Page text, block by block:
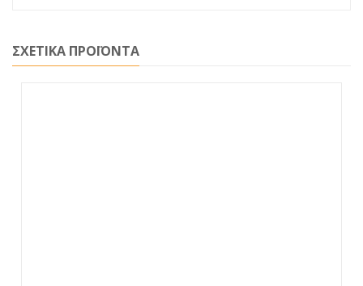
ΣΧΕΤΙΚΑ ΠΡΟΪΟΝΤΑ